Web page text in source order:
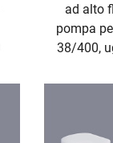
ad alto
pompa
38/400,